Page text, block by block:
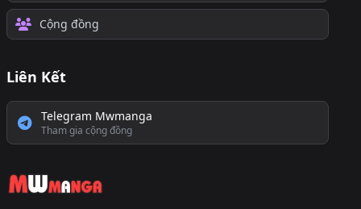
Cộng đồng
Liên Kết
Telegram Mwmanga
Tham gia cộng đồng